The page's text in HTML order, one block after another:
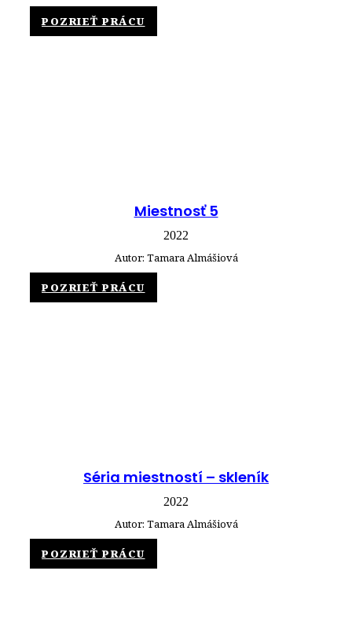
POZRIEŤ PRÁCU
Miestnosť 5
2022
Autor: Tamara Almášiová
POZRIEŤ PRÁCU
Séria miestností – skleník
2022
Autor: Tamara Almášiová
POZRIEŤ PRÁCU